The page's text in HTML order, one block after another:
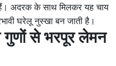
अदरक के साथ मिलकर यह चाय
घरेलू नुस्खा बन जाती है।
से भरपूर लेमन